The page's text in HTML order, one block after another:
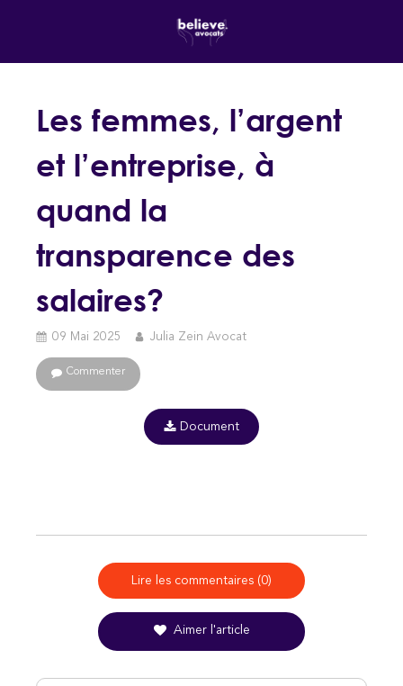
Les femmes, l’argent
et l’entreprise, à
quand la
transparence des
salaires?
09 Mai 2025 Julia Zein Avocat
Commenter
Document
Lire les commentaires (0)
Aimer l'article